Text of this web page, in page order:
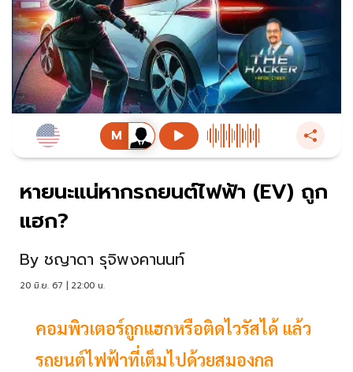
หายนะแน่หากรถยนต์ไฟฟ้า (EV) ถูก
แฮก?
By ชญาดา รุจิพงคานนท์
20 มิ.ย. 67 | 22:00 น.
คอมพิวเตอร์ถูกแฮกหรือติดไวรัสได้ แล้ว
รถยนต์ไฟฟ้าที่เต็มไปด้วยสมองกล